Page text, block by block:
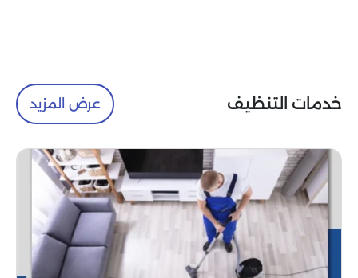
خدمات التنظيف عرض المزيد